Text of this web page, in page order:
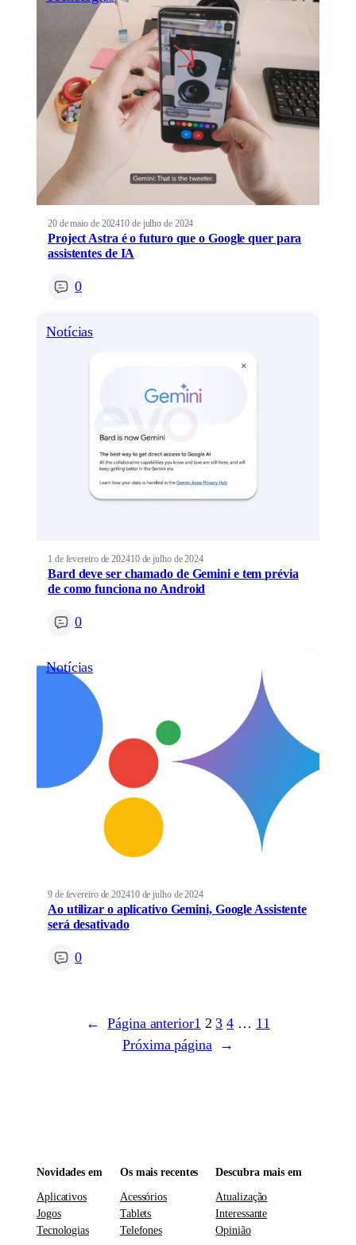
20 de maio de 202410 de julho de 2024
Project Astra é o futuro que o Google quer para
assistentes de IA
0
Notícias
1 de fevereiro de 202410 de julho de 2024
Bard deve ser chamado de Gemini e tem prévia
de como funciona no Android
0
Notícias
9 de fevereiro de 202410 de julho de 2024
Ao utilizar o aplicativo Gemini, Google Assistente
será desativado
0
← Página anterior1 2 3 4 … 11
Próxima página
→
Novidades em
Aplicativos
Jogos
Tecnologias
Os mais recentes
Acessórios
Tablets
Telefones
Descubra mais em
Atualização
Interessante
Opinião